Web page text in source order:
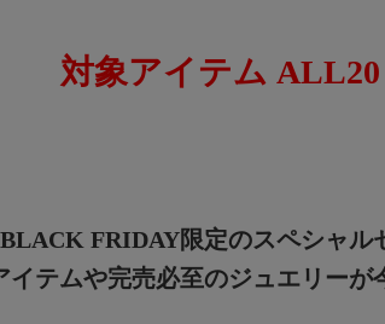
対象アイテム
BLACK FRIDAY限定のスペシャル
イテムや完売必至のジュエリーが